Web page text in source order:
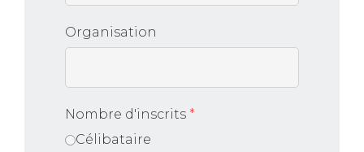
Organisation
Nombre d'inscrits *
Célibataire